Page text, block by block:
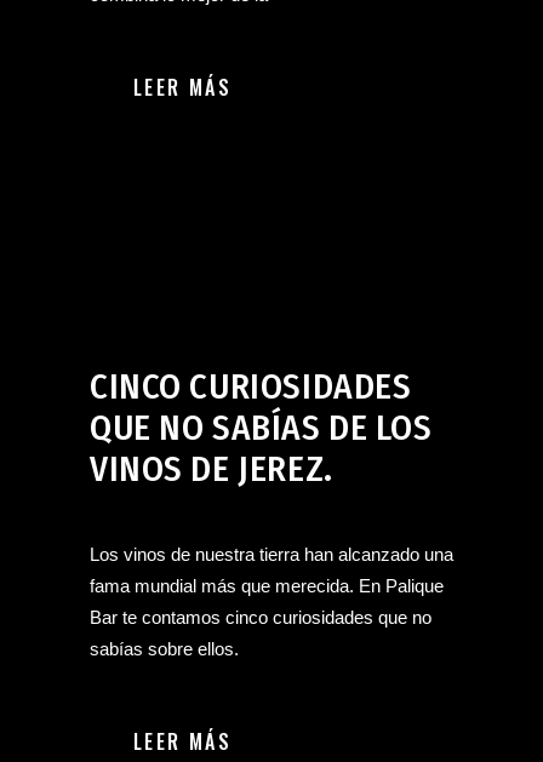
LEER MÁS
CINCO CURIOSIDADES
QUE NO SABÍAS DE LOS
VINOS DE JEREZ.
Los vinos de nuestra tierra han alcanzado una
fama mundial más que merecida. En Palique
Bar te contamos cinco curiosidades que no
sabías sobre ellos.
LEER MÁS